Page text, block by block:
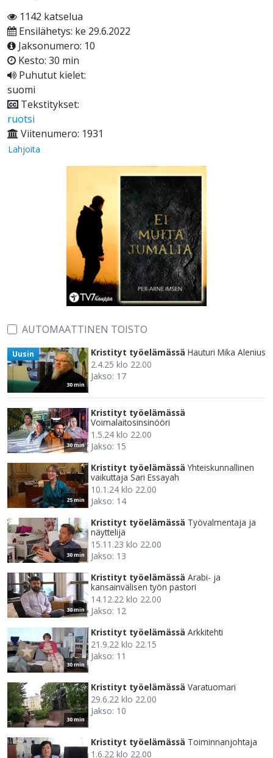
1142 katselua
Ensilähetys: ke 29.6.2022
Jaksonumero: 10
Kesto: 30 min
Puhutut kielet:
suomi
Tekstitykset:
ruotsi
Viitenumero: 1931
Lahjoita
AUTOMAATTINEN TOISTO
30 min
Uusin Kristityt työelämässä Hauturi Mika Alenius
2.4.25 klo 22.00
Jakso: 17
30 min
Kristityt työelämässä
Voimalaitosinsinööri
1.5.24 klo 22.00
Jakso: 15
25 min
Kristityt työelämässä Yhteiskunnallinen
vaikuttaja Sari Essayah
10.1.24 klo 22.00
Jakso: 14
30 min
Kristityt työelämässä Työvalmentaja ja
näyttelijä
15.11.23 klo 22.00
Jakso: 13
30 min
Kristityt työelämässä Arabi- ja
kansainvälisen työn pastori
14.12.22 klo 22.00
Jakso: 12
30 min
Kristityt työelämässä Arkkitehti
21.9.22 klo 22.15
Jakso: 11
30 min
Kristityt työelämässä Varatuomari
29.6.22 klo 22.00
Jakso: 10
Kristityt työelämässä Toiminnanjohtaja
1.6.22 klo 22.00